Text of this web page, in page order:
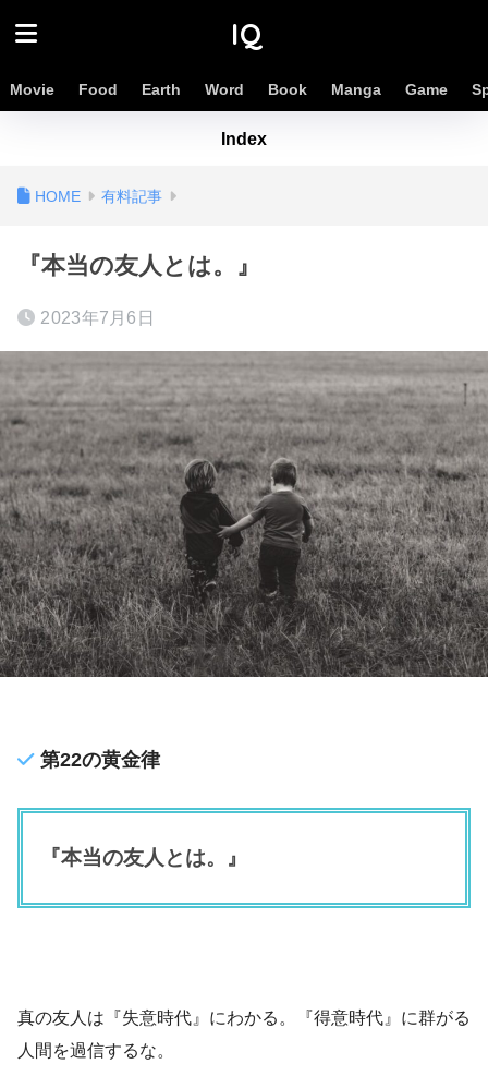
IQ
Movie Food Earth Word Book Manga Game
Index
有料記事
『本当の友人とは。』
2023年7月6日
第22の黄金律
『本当の友人とは。』
真の友人は『失意時代』にわかる。『得意時代』に群がる
人間を過信するな。